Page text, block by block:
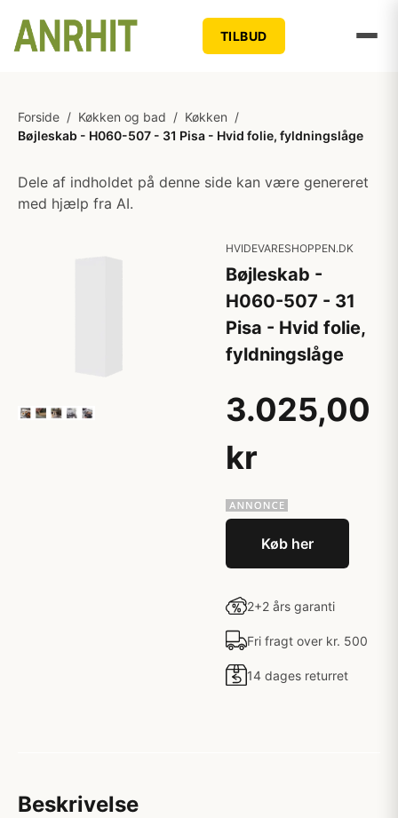
TILBUD
Forside / Køkken og bad / Køkken /
Bøjleskab - H060-507 - 31 Pisa - Hvid folie, fyldningslåge
Dele af indholdet på denne side kan være genereret
med hjælp fra AI.
HVIDEVARESHOPPEN.DK
Bøjleskab -
H060-507 - 31
Pisa - Hvid folie,
fyldningslåge
3.025,00
kr
Køb her
2+2 års garanti
Fri fragt over kr. 500
14 dages returret
Beskrivelse